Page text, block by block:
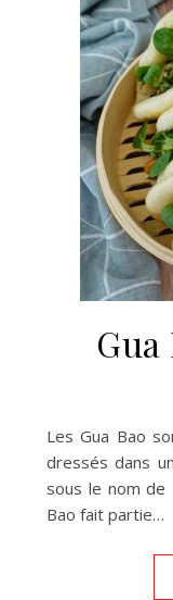
Les Gua Bao sont des petits sandwichs asiatiques
dressés dans
sous le nom de
Bao fait partie…